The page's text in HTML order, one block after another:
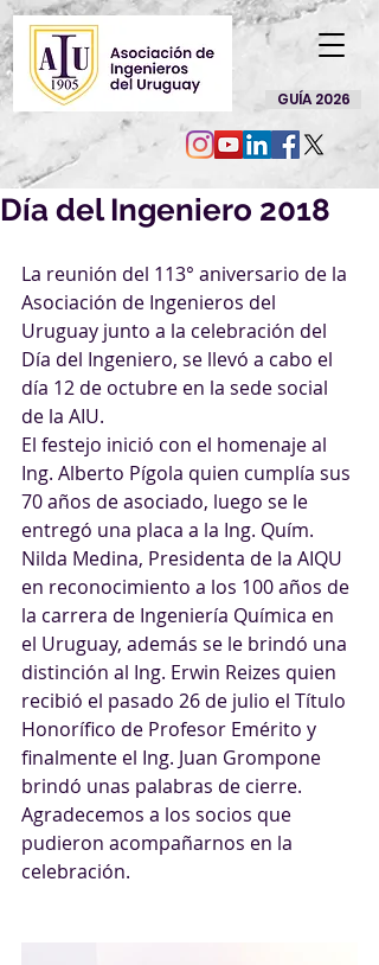
GUÍA 2026
Día del Ingeniero 2018
La reunión del 113° aniversario de la
Asociación de Ingenieros del
Uruguay junto a la celebración del
Día del Ingeniero, se llevó a cabo el
día 12 de octubre en la sede social
de la AIU.
El festejo inició con el homenaje al
Ing. Alberto Pígola quien cumplía sus
70 años de asociado, luego se le
entregó una placa a la Ing. Quím.
Nilda Medina, Presidenta de la AIQU
en reconocimiento a los 100 años de
la carrera de Ingeniería Química en
el Uruguay, además se le brindó una
distinción al Ing. Erwin Reizes quien
recibió el pasado 26 de julio el Título
Honorífico de Profesor Emérito y
finalmente el Ing. Juan Grompone
brindó unas palabras de cierre.
Agradecemos a los socios que
pudieron acompañarnos en la
celebración.